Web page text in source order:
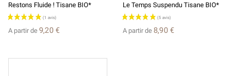
Restons Fluide ! Tisane BIO*
A partir de 9,20 €
Le Temps Suspendu Tisane BIO*
A partir de 8,90 €